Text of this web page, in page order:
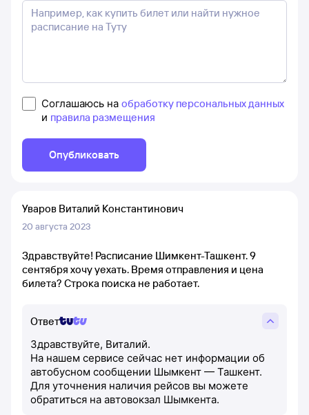
Соглашаюсь на обработку персональных данных
и правила размещения
Опубликовать
Уваров Виталий Константинович
20 августа 2023
Здравствуйте! Расписание Шимкент-Ташкент. 9
сентября хочу уехать. Время отправления и цена
билета? Строка поиска не работает.
Ответ
Здравствуйте, Виталий.
На нашем сервисе сейчас нет информации об
автобусном сообщении Шымкент — Ташкент.
Для уточнения наличия рейсов вы можете
обратиться на автовокзал Шымкента.